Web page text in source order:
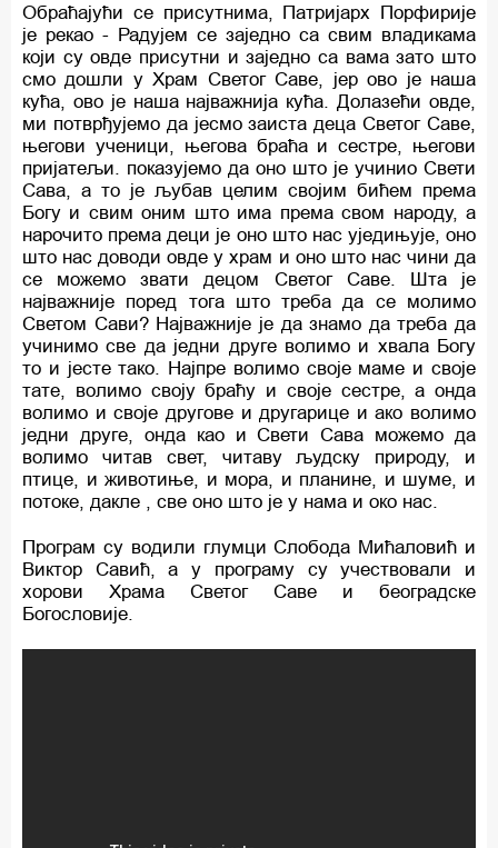
Обраћајући се присутнима, Патријарх Порфирије
је рекао - Радујем се заједно са свим владикама
који су овде присутни и заједно са вама зато што
смо дошли у Храм Светог Саве, јер ово је наша
кућа, ово је наша најважнија кућа. Долазећи овде,
ми потврђујемо да јесмо заиста деца Светог Саве,
његови ученици, његова браћа и сестре, његови
пријатељи. показујемо да оно што је учинио Свети
Сава, а то је љубав целим својим бићем према
Богу и свим оним што има према свом народу, а
нарочито према деци је оно што нас уједињује, оно
што нас доводи овде у храм и оно што нас чини да
се можемо звати децом Светог Саве. Шта је
најважније поред тога што треба да се молимо
Светом Сави? Најважније је да знамо да треба да
учинимо све да једни друге волимо и хвала Богу
то и јесте тако. Најпре волимо своје маме и своје
тате, волимо своју браћу и своје сестре, а онда
волимо и своје другове и другарице и ако волимо
једни друге, онда као и Свети Сава можемо да
волимо читав свет, читаву људску природу, и
птице, и животиње, и мора, и планине, и шуме, и
потоке, дакле , све оно што је у нама и око нас.
Програм су водили глумци Слобода Мићаловић и
Виктор Савић, а у програму су учествовали и
хорови Храма Светог Саве и београдске
Богословије.